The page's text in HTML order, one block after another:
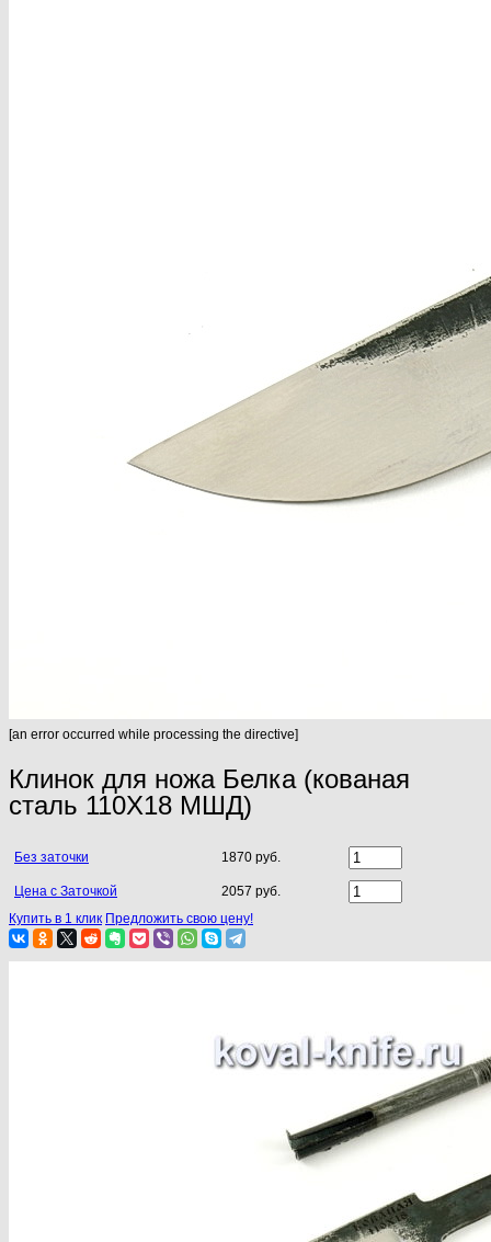
[an error occurred while processing the directive]
Клинок для ножа Белка (кованая
сталь 110Х18 МШД)
Без заточки 1870 руб.
Цена с Заточкой
2057 руб.
Купить в 1 клик Предложить свою цену!